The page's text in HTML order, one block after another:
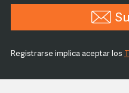
Registrarse implica aceptar los